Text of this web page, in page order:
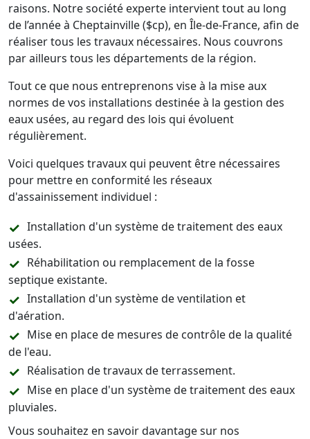
raisons. Notre société experte intervient tout au long
de l’année à Cheptainville ($cp), en Île-de-France, afin de
réaliser tous les travaux nécessaires. Nous couvrons
par ailleurs tous les départements de la région.
Tout ce que nous entreprenons vise à la mise aux
normes de vos installations destinée à la gestion des
eaux usées, au regard des lois qui évoluent
régulièrement.
Voici quelques travaux qui peuvent être nécessaires
pour mettre en conformité les réseaux
d'assainissement individuel :
Installation d'un système de traitement des eaux
usées.
Réhabilitation ou remplacement de la fosse
septique existante.
Installation d'un système de ventilation et
d'aération.
Mise en place de mesures de contrôle de la qualité
de l'eau.
Réalisation de travaux de terrassement.
Mise en place d'un système de traitement des eaux
pluviales.
Vous souhaitez en savoir davantage sur nos